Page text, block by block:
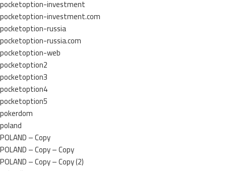
pocketoption-investment
pocketoption-investment.com
pocketoption-russia
pocketoption-russia.com
pocketoption-web
pocketoption2
pocketoption3
pocketoption4
pocketoption5
pokerdom
poland
POLAND – Copy
POLAND – Copy – Copy
POLAND – Copy – Copy (2)